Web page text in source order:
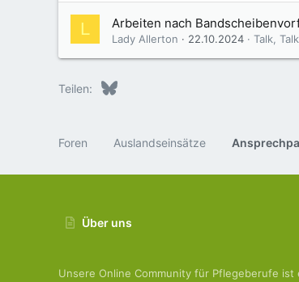
L Arbeiten nach
Lady Allerton 22.10.2024 Talk,
Teilen: Bluesky
Foren Auslandseinsätze
Über uns
Unsere Online Community für Pflegeberufe ist